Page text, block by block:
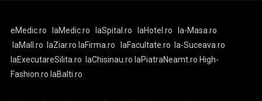
eMedic.ro laMedic.ro laSpital.ro laHotel.ro
la-Masa.ro
laMall.ro
laZiar.ro laFirma.ro laFacultate.ro
la-Suceava.ro
laExecutareSilita.ro
laChisinau.ro laPiatraNeamt.ro High-
Fashion.ro laBalti.ro